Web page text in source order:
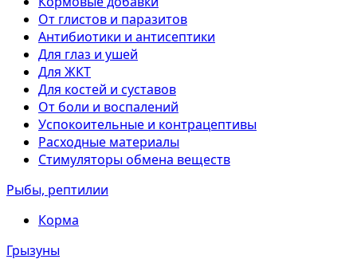
От глистов и паразитов
Антибиотики и антисептики
Для глаз и ушей
Для ЖКТ
Для костей и суставов
От боли и воспалений
Успокоительные и контрацептивы
Расходные материалы
Стимуляторы обмена веществ
Рыбы, рептилии
Корма
Грызуны